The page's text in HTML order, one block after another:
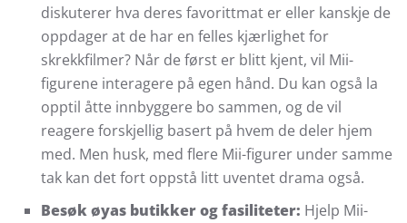
diskuterer hva deres favorittmat er eller kanskje de
oppdager at de har en felles kjærlighet for
skrekkfilmer? Når de først er blitt kjent, vil Mii-
figurene interagere på egen hånd. Du kan også la
opptil åtte innbyggere bo sammen, og de vil
reagere forskjellig basert på hvem de deler hjem
med. Men husk, med flere Mii-figurer under samme
tak kan det fort oppstå litt uventet drama også.
Besøk øyas butikker og fasiliteter: Hjelp Mii-